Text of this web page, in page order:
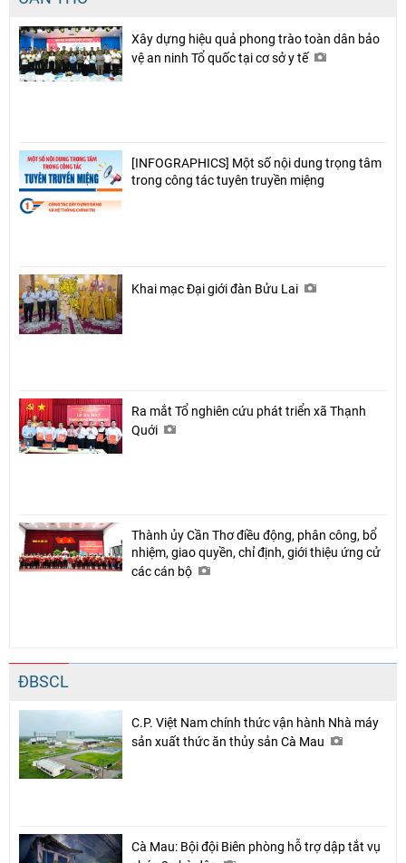
Xây dựng hiệu quả phong trào toàn dân bảo
vệ an ninh Tổ quốc tại cơ sở y tế
[INFOGRAPHICS] Một số nội dung trọng tâm
trong công tác tuyên truyền miệng
Khai mạc Đại giới đàn Bửu Lai
Ra mắt Tổ nghiên cứu phát triển xã Thạnh
Quới
Thành ủy Cần Thơ điều động, phân công, bổ
nhiệm, giao quyền, chỉ định, giới thiệu ứng cử
các cán bộ
ĐBSCL
C.P. Việt Nam chính thức vận hành Nhà máy
sản xuất thức ăn thủy sản Cà Mau
Cà Mau: Bội đội Biên phòng hỗ trợ dập tắt vụ